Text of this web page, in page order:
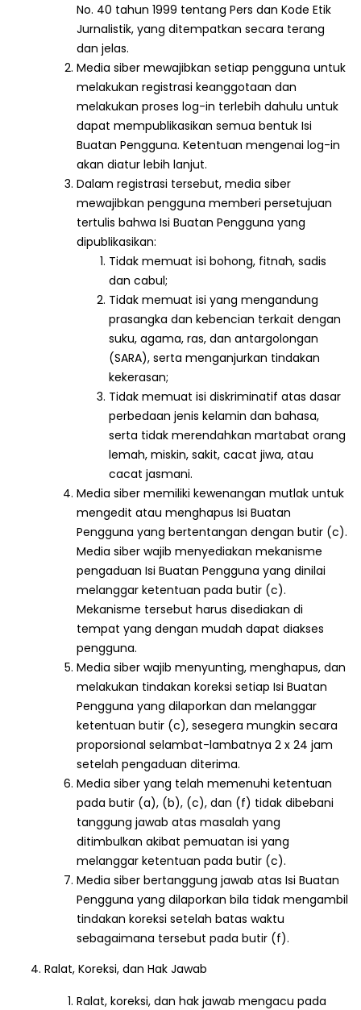
No. 40 tahun 1999 tentang Pers dan Kode Etik
Jurnalistik, yang ditempatkan secara terang
dan jelas.
Media siber mewajibkan setiap pengguna untuk
melakukan registrasi keanggotaan dan
melakukan proses log-in terlebih dahulu untuk
dapat mempublikasikan semua bentuk Isi
Buatan Pengguna. Ketentuan mengenai log-in
akan diatur lebih lanjut.
Dalam registrasi tersebut, media siber
mewajibkan pengguna memberi persetujuan
tertulis bahwa Isi Buatan Pengguna yang
dipublikasikan:
Tidak memuat isi bohong, fitnah, sadis
dan cabul;
Tidak memuat isi yang mengandung
prasangka dan kebencian terkait dengan
suku, agama, ras, dan antargolongan
(SARA), serta menganjurkan tindakan
kekerasan;
Tidak memuat isi diskriminatif atas dasar
perbedaan jenis kelamin dan bahasa,
serta tidak merendahkan martabat orang
lemah, miskin, sakit, cacat jiwa, atau
cacat jasmani.
Media siber memiliki kewenangan mutlak untuk
mengedit atau menghapus Isi Buatan
Pengguna yang bertentangan dengan butir (c).
Media siber wajib menyediakan mekanisme
pengaduan Isi Buatan Pengguna yang dinilai
melanggar ketentuan pada butir (c).
Mekanisme tersebut harus disediakan di
tempat yang dengan mudah dapat diakses
pengguna.
Media siber wajib menyunting, menghapus, dan
melakukan tindakan koreksi setiap Isi Buatan
Pengguna yang dilaporkan dan melanggar
ketentuan butir (c), sesegera mungkin secara
proporsional selambat-lambatnya 2 x 24 jam
setelah pengaduan diterima.
Media siber yang telah memenuhi ketentuan
pada butir (a), (b), (c), dan (f) tidak dibebani
tanggung jawab atas masalah yang
ditimbulkan akibat pemuatan isi yang
melanggar ketentuan pada butir (c).
Media siber bertanggung jawab atas Isi Buatan
Pengguna yang dilaporkan bila tidak mengambil
tindakan koreksi setelah batas waktu
sebagaimana tersebut pada butir (f).
Ralat, Koreksi, dan Hak Jawab
Ralat, koreksi, dan hak jawab mengacu pada